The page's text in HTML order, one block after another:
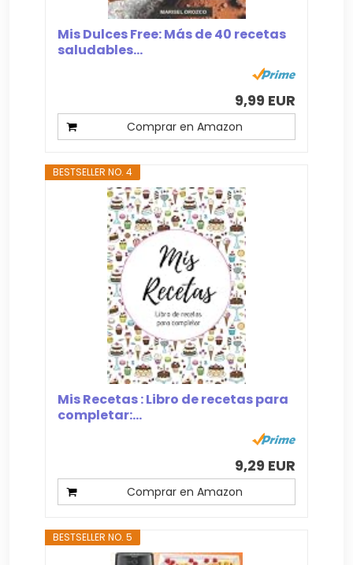
Mis Dulces Free: Más de 40 recetas
saludables...
9,99 EUR
Comprar en Amazon
BESTSELLER NO. 4
Mis Recetas : Libro de recetas para
completar:...
9,29 EUR
Comprar en Amazon
BESTSELLER NO. 5